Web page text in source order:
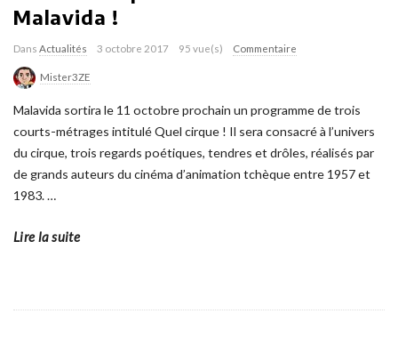
Malavida !
Dans Actualités 3 octobre 2017 95 vue(s) Commentaire
Mister3ZE
Malavida sortira le 11 octobre prochain un programme de trois
courts-métrages intitulé Quel cirque ! Il sera consacré à l’univers
du cirque, trois regards poétiques, tendres et drôles, réalisés par
de grands auteurs du cinéma d’animation tchèque entre 1957 et
1983.…
Lire la suite